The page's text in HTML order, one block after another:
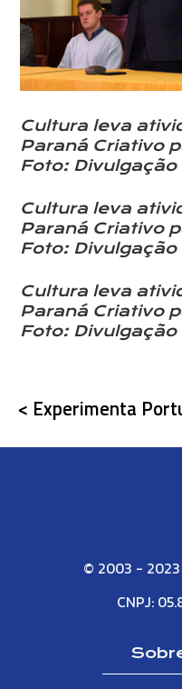
Cultura leva
Paraná Criativo
Foto: Divulgação
Cultura leva
Paraná Criativo
Foto: Divulgação
Cultura leva
Paraná Criativo
Foto: Divulgação
< Experimenta
© 2003 - 2023
CNPJ: